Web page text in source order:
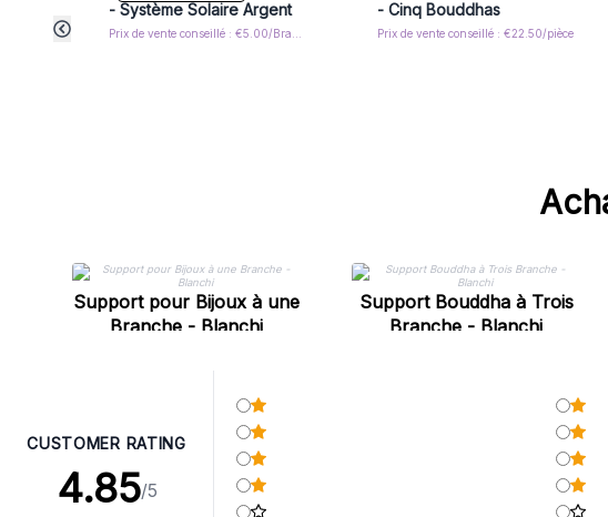
- Système Solaire Argent
- Cinq Bouddhas
Prix de vente conseillé : €22.50/pièce
Support pour Bijoux à une
Branche - Blanchi
Support Bouddha à Trois
Branche - Blanchi
CUSTOMER RATING
4.85/5